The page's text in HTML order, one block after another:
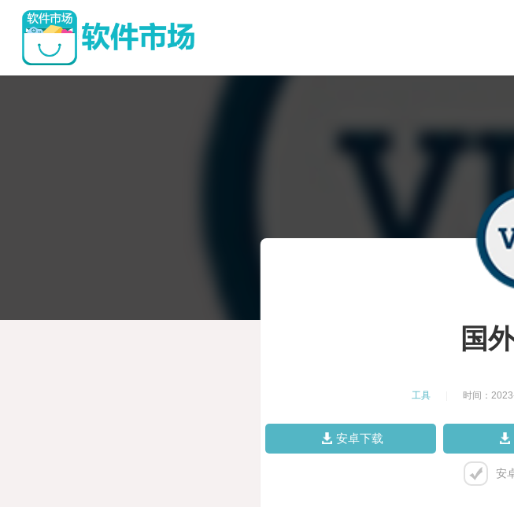
国
工具 时间：
安卓下载
安